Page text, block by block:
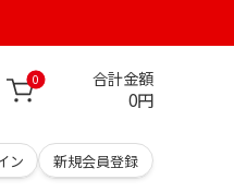
0 合計金額
0円
ン 新規会員登録